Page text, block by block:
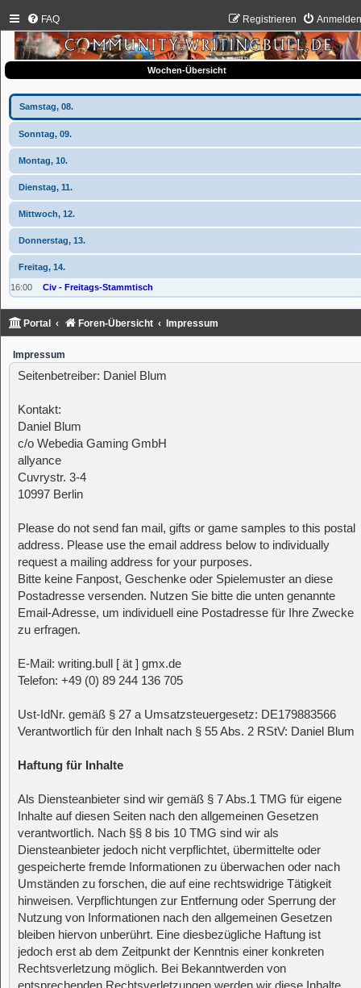
FAQ Registrieren
Wochen-Übersicht
Samstag, 08.
Sonntag, 09.
Montag, 10.
Dienstag, 11.
Mittwoch, 12.
Donnerstag, 13.
Freitag, 14.
16:00 Civ - Freitags-Stammtisch
Portal Foren-Übersicht Impressum
Impressum
Seitenbetreiber: Daniel Blum
Kontakt:
Daniel Blum
c/o Webedia Gaming GmbH
allyance
Cuvrystr. 3-4
10997 Berlin
Please do not send fan mail, gifts or game samples to this postal
address. Please use the email address below to individually
request a mailing address for your purposes.
Bitte keine Fanpost, Geschenke oder Spielemuster an diese
Postadresse versenden. Nutzen Sie bitte die unten genannte
Email-Adresse, um individuell eine Postadresse für Ihre Zwecke
zu erfragen.
E-Mail: writing.bull [ ät ] gmx.de
Telefon: +49 (0) 89 244 136 705
Ust-IdNr. gemäß § 27 a Umsatzsteuergesetz: DE179883566
Verantwortlich für den Inhalt nach § 55 Abs. 2 RStV: Daniel Blum
Haftung für Inhalte
Als Diensteanbieter sind wir gemäß § 7 Abs.1 TMG für eigene
Inhalte auf diesen Seiten nach den allgemeinen Gesetzen
verantwortlich. Nach §§ 8 bis 10 TMG sind wir als
Diensteanbieter jedoch nicht verpflichtet, übermittelte oder
gespeicherte fremde Informationen zu überwachen oder nach
Umständen zu forschen, die auf eine rechtswidrige Tätigkeit
hinweisen. Verpflichtungen zur Entfernung oder Sperrung der
Nutzung von Informationen nach den allgemeinen Gesetzen
bleiben hiervon unberührt. Eine diesbezügliche Haftung ist
jedoch erst ab dem Zeitpunkt der Kenntnis einer konkreten
Rechtsverletzung möglich. Bei Bekanntwerden von